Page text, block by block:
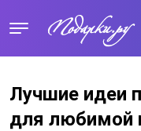
Лучшие идеи
для любимой